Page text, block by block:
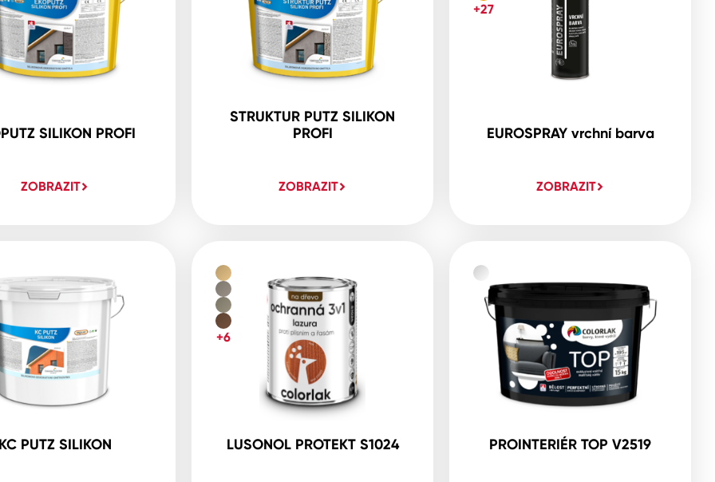
SILIKON PROFI
ZOBRAZIT
STRUKTUR PUTZ SILIKON
PROFI
ZOBRAZIT
EUROSPRAY vrchní barva
ZOBRAZIT
+27
PUTZ SILIKON LUSONOL PROTEKT S1024
+6
PROINTERIÉR TOP V2519